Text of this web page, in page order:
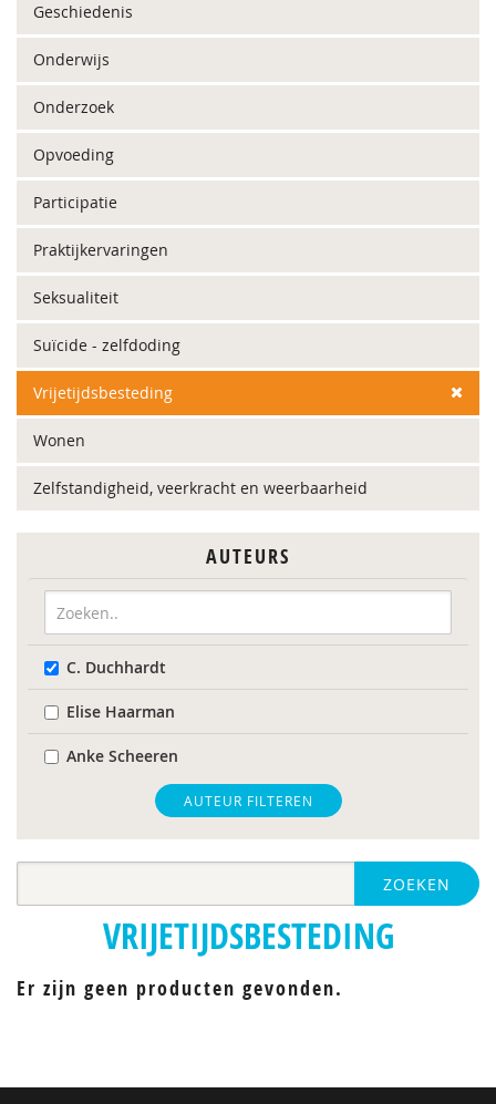
Geschiedenis
Onderwijs
Onderzoek
Opvoeding
Participatie
Praktijkervaringen
Seksualiteit
Suïcide - zelfdoding
Vrijetijdsbesteding
Wonen
Zelfstandigheid, veerkracht en weerbaarheid
AUTEURS
C. Duchhardt
Elise Haarman
Anke Scheeren
AUTEUR FILTEREN
ZOEKEN
VRIJETIJDSBESTEDING
Er zijn geen producten gevonden.